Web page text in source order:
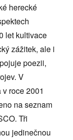
herecké
let kultivace
zážitek, ale i
poezii,
V
roce 2001
na seznam
Tři
jedinečnou